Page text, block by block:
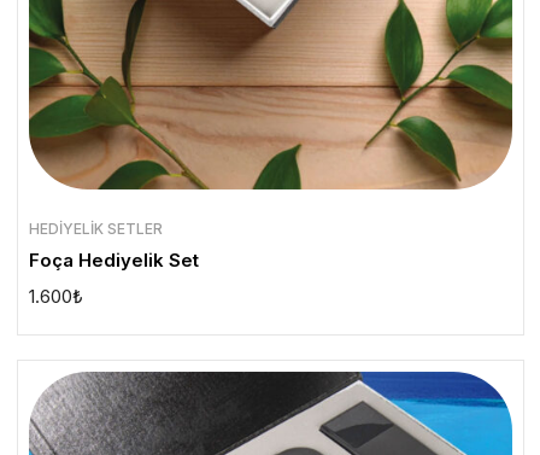
HEDIYELIK SETLER
Foça Hediyelik Set
1.600₺